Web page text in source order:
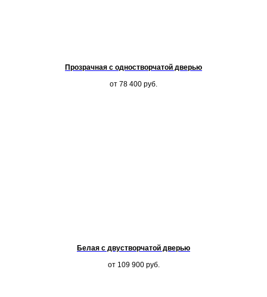
Прозрачная с одностворчатой дверью
от 78 400 руб.
Белая с двустворчатой дверью
от 109 900 руб.